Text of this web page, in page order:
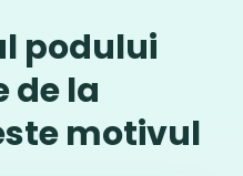
podului
de la
motivul